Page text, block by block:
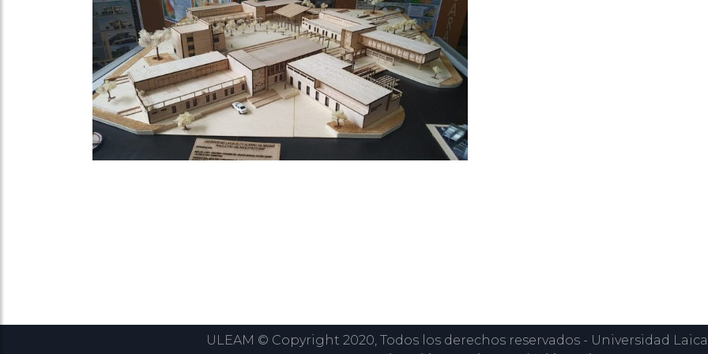
communautés de passionnés de cryptomonnaies, touche désormais un public beaucoup
accélérée sont multiples : évolution technologique, attentes des parieurs en matière de
transformation progressive du cadre réglementaire européen. Pour comprendre
d’examiner les mécanismes concrets qui ont permis au Bitcoin de s’installer durablement
en France.
Les fondements de l’adoption du Bitcoin dans
L’intégration du Bitcoin chez les opérateurs de paris sportifs ne s’est pas faite du jour au
paiement plus rapides, moins coûteuses en frais bancaires et offrant davantage de
ULEAM © Copyright 2020, Todos los derechos reservados - Universidad